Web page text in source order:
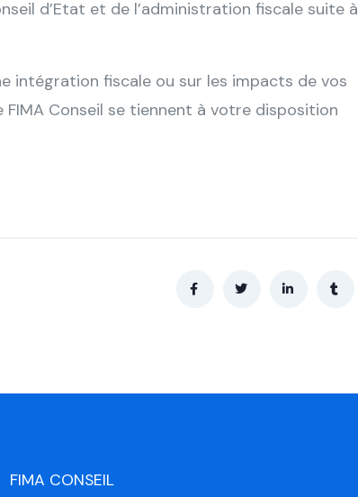
d’Etat et de l’administration fiscale suite à
intégration fiscale ou sur les impacts de vos
FIMA Conseil se tiennent à votre disposition
FIMA CONSEIL